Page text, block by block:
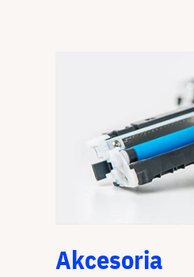
Akcesoria